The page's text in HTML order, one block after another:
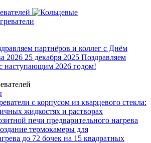
партнёров и коллег с Днём
2026 25 декабря 2025 Поздравляем
наступающим 2026 годом!
с корпусом из кварцевого стекла:
жидкостях и растворах
печи предварительного нагрева
термокамеры для
до 72 бочек на 15 квадратных